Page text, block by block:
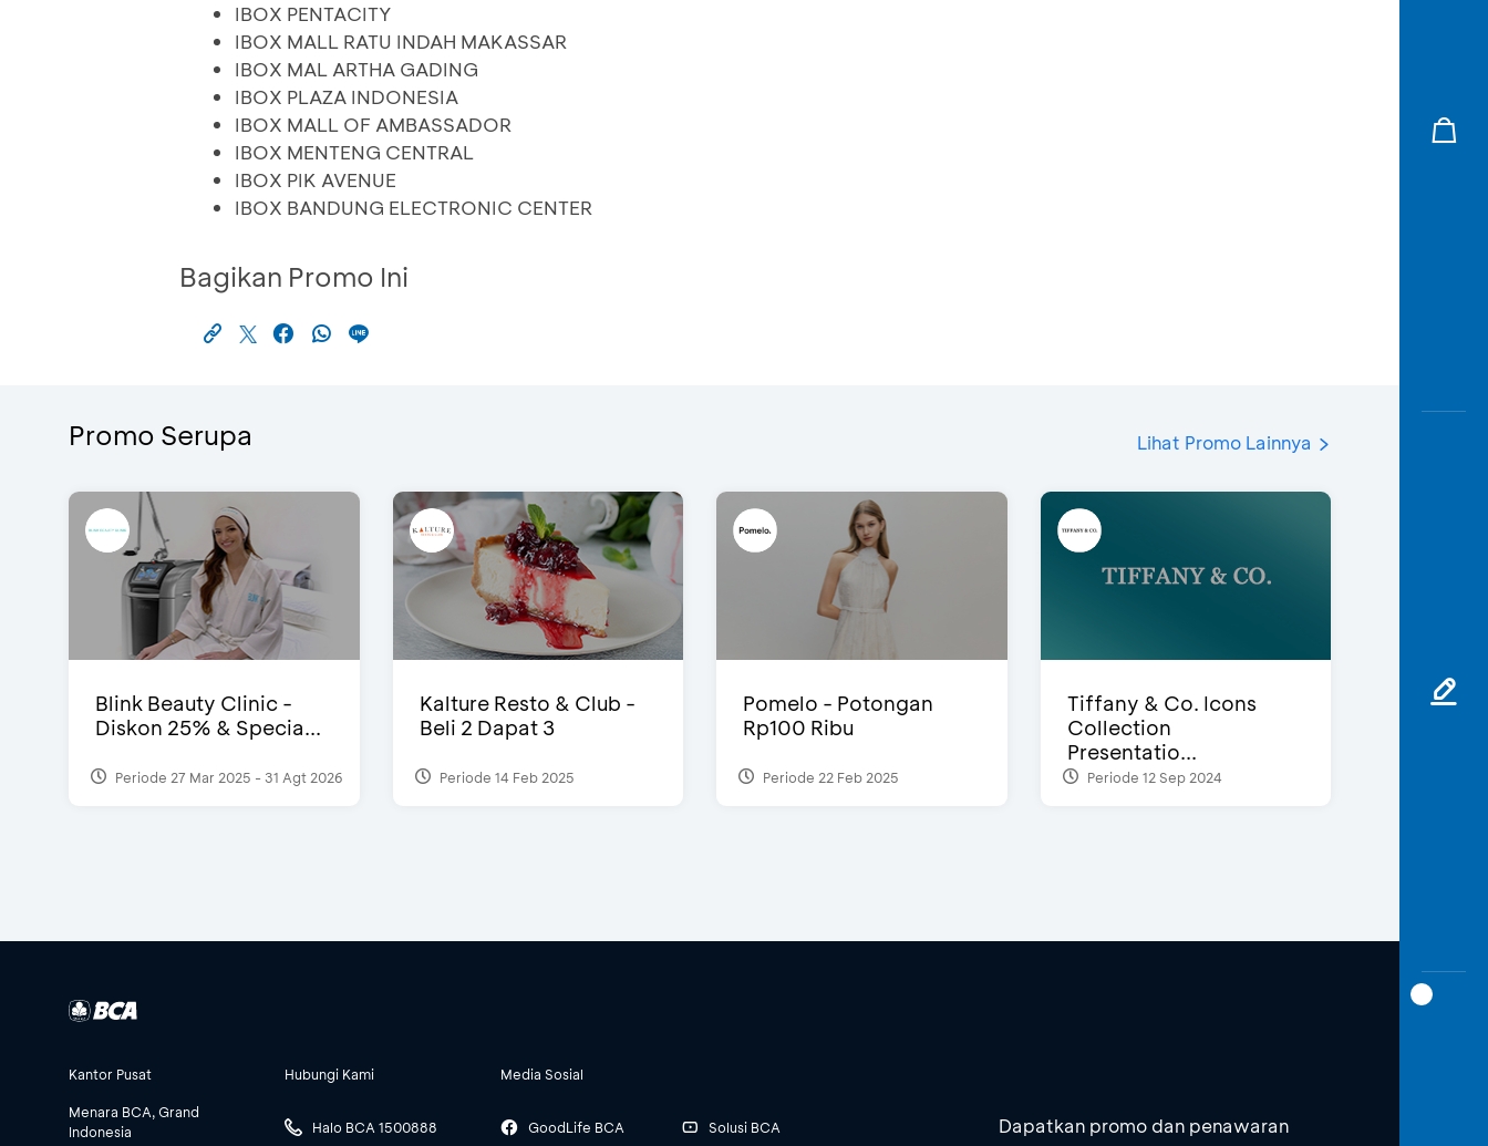
IBOX PENTACITY
IBOX MALL RATU INDAH MAKASSAR
IBOX MAL ARTHA GADING
IBOX PLAZA INDONESIA
IBOX MALL OF AMBASSADOR
IBOX MENTENG CENTRAL
IBOX PIK AVENUE
IBOX BANDUNG ELECTRONIC CENTER
Bagikan Promo Ini
Promo Serupa Lihat Promo Lainnya
Blink Beauty Clinic -
Diskon 25% & Specia...
Periode 27 Mar 2025 - 31 Agt 2026
Kalture Resto & Club -
Beli 2 Dapat 3
Periode 14 Feb 2025
Pomelo - Potongan
Rp100 Ribu
Periode 22 Feb 2025
Tiffany & Co. Icons
Collection
Presentatio...
Periode 12 Sep 2024
Kantor Pusat
Menara BCA, Grand
Indonesia
Hubungi Kami
Halo BCA 1500888
Media Sosial
GoodLife BCA Solusi BCA
Dapatkan promo dan penawaran